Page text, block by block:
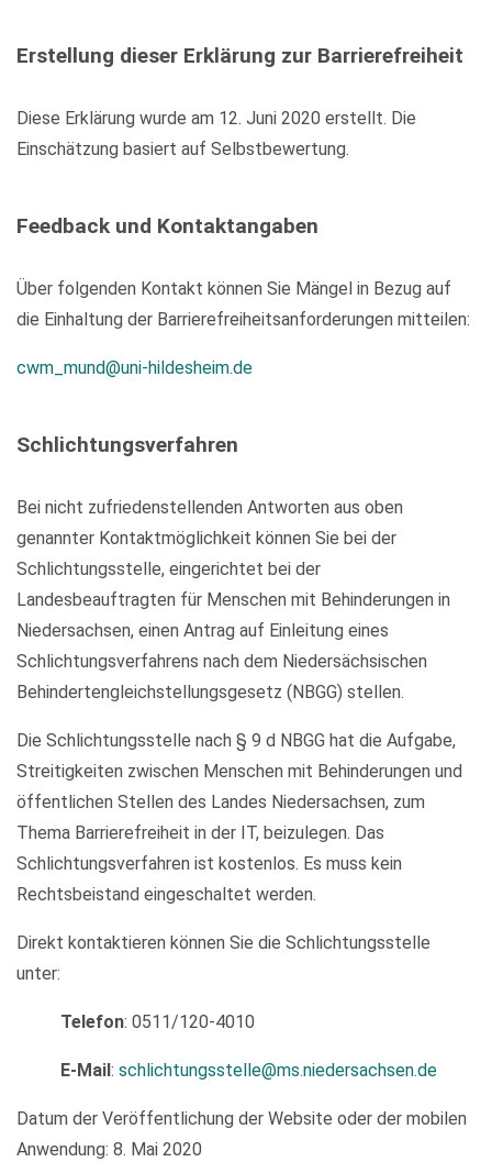
Erstellung dieser Erklärung zur Barrierefreiheit
Diese Erklärung wurde am 12. Juni 2020 erstellt. Die
Einschätzung basiert auf Selbstbewertung.
Feedback und Kontaktangaben
Über folgenden Kontakt können Sie Mängel in Bezug auf
die Einhaltung der Barrierefreiheitsanforderungen mitteilen:
cwm_mund@uni-hildesheim.de
Schlichtungsverfahren
Bei nicht zufriedenstellenden Antworten aus oben
genannter Kontaktmöglichkeit können Sie bei der
Schlichtungsstelle, eingerichtet bei der
Landesbeauftragten für Menschen mit Behinderungen in
Niedersachsen, einen Antrag auf Einleitung eines
Schlichtungsverfahrens nach dem Niedersächsischen
Behindertengleichstellungsgesetz (NBGG) stellen.
Die Schlichtungsstelle nach § 9 d NBGG hat die Aufgabe,
Streitigkeiten zwischen Menschen mit Behinderungen und
öffentlichen Stellen des Landes Niedersachsen, zum
Thema Barrierefreiheit in der IT, beizulegen. Das
Schlichtungsverfahren ist kostenlos. Es muss kein
Rechtsbeistand eingeschaltet werden.
Direkt kontaktieren können Sie die Schlichtungsstelle
unter:
Telefon: 0511/120-4010
E-Mail : schlichtungsstelle@ms.niedersachsen.de
Datum der Veröffentlichung der Website oder der mobilen
Anwendung: 8. Mai 2020